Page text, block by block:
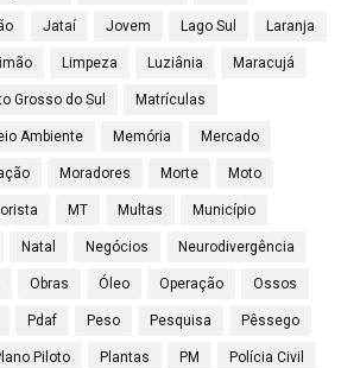
Jataí Jovem Lago Sul Laranja
Limpeza Luziânia Maracujá
Grosso do Sul Matrículas
Ambiente Memória Mercado
Moradores Morte Moto
MT Multas Município
Natal Negócios Neurodivergência
Obras Óleo Operação Ossos
Pdaf Peso Pesquisa Pêssego
Piloto Plantas PM Polícia Civil